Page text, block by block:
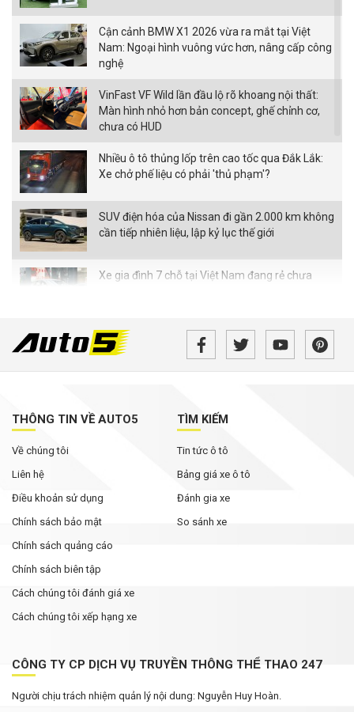
Cận cảnh BMW X1 2026 vừa ra mắt tại Việt
Nam: Ngoại hình vuông vức hơn, nâng cấp công
nghệ
VinFast VF Wild lần đầu lộ rõ khoang nội thất:
Màn hình nhỏ hơn bản concept, ghế chỉnh cơ,
chưa có HUD
Nhiều ô tô thủng lốp trên cao tốc qua Đắk Lắk:
Xe chở phế liệu có phải 'thủ phạm'?
SUV điện hóa của Nissan đi gần 2.000 km không
cần tiếp nhiên liệu, lập kỷ lục thế giới
Xe gia đình 7 chỗ tại Việt Nam đang rẻ chưa
Bán tải điện VinFast VF Wild bản tiền thương
mại bất ngờ xuất hiện với loạt thay đổi đáng chú
tô đua nhau nâng thời hạn bảo hành
Rolls-Royce Phantom siêu hiếm xuất hiện trong
bài đăng của Hoa hậu Mai Phương Thúy
THÔNG TIN VỀ AUTO5
Về chúng tôi
Liên hệ
Điều khoản sử dụng
Chính sách bảo mật
Chính sách quảng cáo
Chính sách biên tập
Cách chúng tôi đánh giá xe
Cách chúng tôi xếp hạng xe
TÌM KIẾM
Tin tức ô tô
Bảng giá xe ô tô
Đánh gia xe
So sánh xe
CÔNG TY CP DỊCH VỤ TRUYỀN THÔNG THỂ THAO 247
Người chịu trách nhiệm quản lý nội dung: Nguyễn Huy Hoàn.